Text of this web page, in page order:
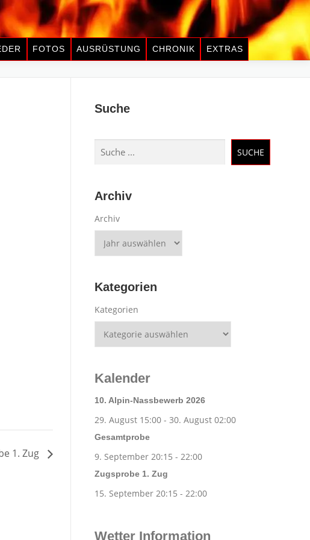
FOTOS AUSRÜSTUNG CHRONIK EXTRAS
1. Zug
Suche
Suchen
SUCHE
Archiv
Archiv
Kategorien
Kategorien
Kalender
10. Alpin-Nassbewerb 2026
29. August 15:00 - 30. August 02:00
Gesamtprobe
9. September 20:15 - 22:00
Zugsprobe 1. Zug
15. September 20:15 - 22:00
Wetter Information